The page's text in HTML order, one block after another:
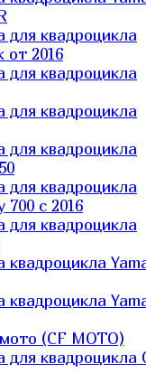
квадроцикла
от 2016
квадроцикла
квадроцикла
квадроцикла
квадроцикла
700 с 2016
квадроцикла
(CF MOTO)
квадроцикла